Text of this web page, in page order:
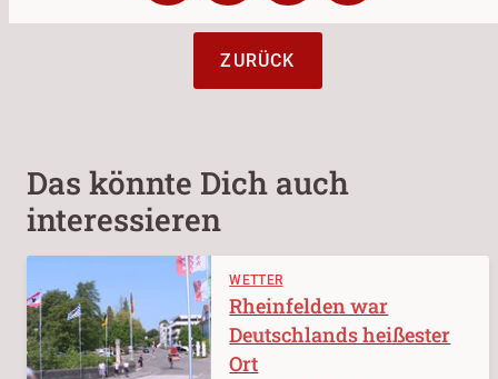
ZURÜCK
Das könnte Dich auch
interessieren
WETTER
Rheinfelden war
Deutschlands heißester
Ort